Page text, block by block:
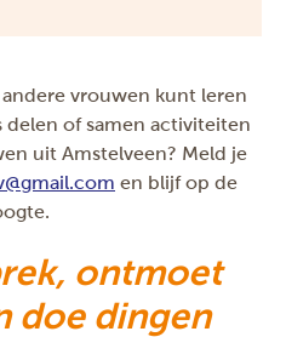
vrouwen kunt leren
delen of samen activiteiten
uit Amstelveen? Meld je
@gmail.com en blijf op de
ontmoet
doe dingen